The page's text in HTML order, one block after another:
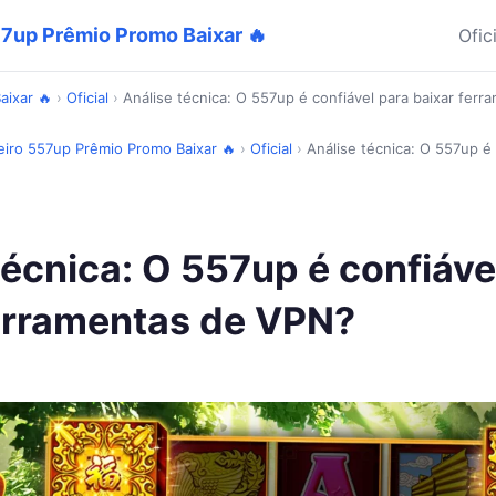
Prêmio Promo Baixar 🔥
🔥 › Oficial › Análise técnica: O 557up é confiável para baixar
557up Prêmio Promo Baixar 🔥 › Oficial › Análise técnica: O 557up
O 557up é
de VPN?